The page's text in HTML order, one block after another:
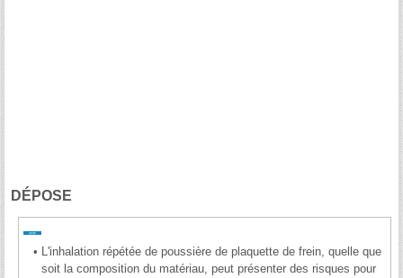
DÉPOSE
• L'inhalation répétée de poussière de plaquette de frein, quelle que
soit la composition du matériau, peut présenter des risques pour